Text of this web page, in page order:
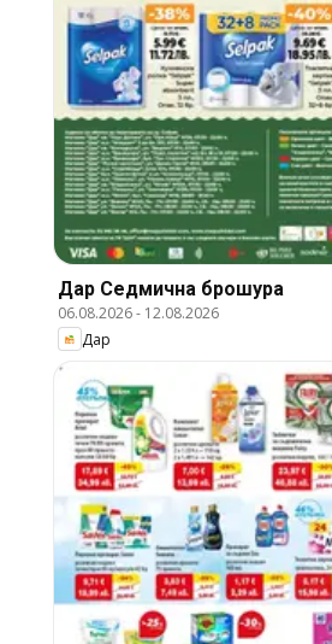
Дар Cедмична брошура
06.08.2026- 12.08.2026
Дар